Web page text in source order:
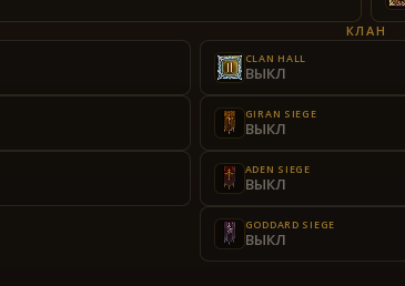
КЛАН
CLAN HALL
ВЫКЛ
GIRAN SIEGE
ВЫКЛ
ADEN SIEGE
ВЫКЛ
GODDARD SIEGE
ВЫКЛ